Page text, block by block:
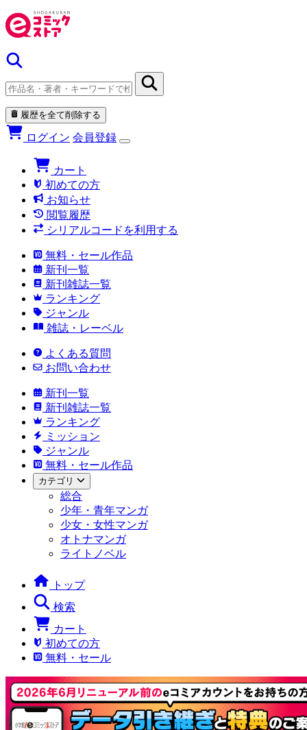
履歴を全て削除する
ログイン 会員登録
カート
初めての方
お知らせ
閲覧履歴
シリアルコードを利用する
無料・セール作品
新刊一覧
新刊雑誌一覧
ランキング
ジャンル
雑誌・レーベル
よくある質問
お問い合わせ
新刊一覧
新刊雑誌一覧
ランキング
ミッション
ジャンル
無料・セール作品
カテゴリ
総合
少年・青年マンガ
少女・女性マンガ
オトナマンガ
ライトノベル
トップ
検索
カート
初めての方
無料・セール